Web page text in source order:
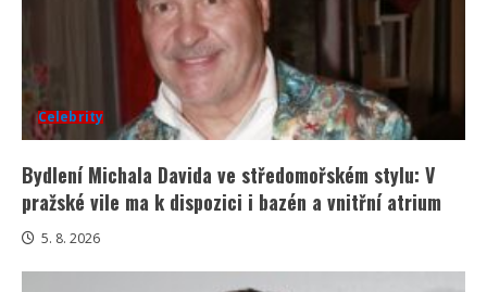
Celebrity
Bydlení Michala Davida ve středomořském stylu: V
pražské vile ma k dispozici i bazén a vnitřní atrium
5. 8. 2026